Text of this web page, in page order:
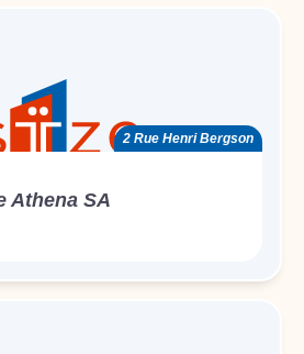
2 Rue Henri Bergson
Athena SA